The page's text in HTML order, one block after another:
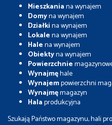
Mieszkaniana wynajem
Domyna wynajem
Działkina wynajem
Lokalena wynajem
Halena wynajem
Obiektyna wynajem
Powierzchnie
Wynajmęhale
Wynajempowierzchni
Wynajmęmagazyn
Halaprodukcyjna
Szukają Państwo magazynu, hali